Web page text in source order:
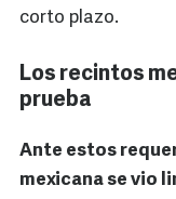
corto plazo.
Los recintos
prueba
Ante estos
mexicana se vio